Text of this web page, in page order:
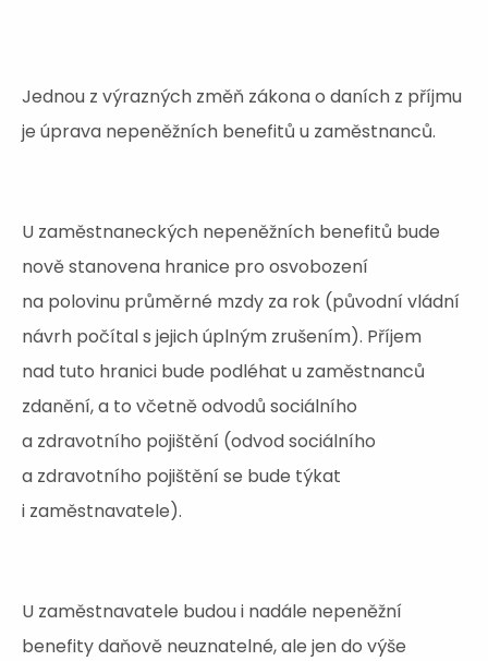
Jednou z výrazných změň zákona o daních z příjmu
je úprava nepeněžních benefitů u zaměstnanců.
U zaměstnaneckých nepeněžních benefitů bude
nově stanovena hranice pro osvobození
na polovinu průměrné mzdy za rok (původní vládní
návrh počítal s jejich úplným zrušením). Příjem
nad tuto hranici bude podléhat u zaměstnanců
zdanění, a to včetně odvodů sociálního
a zdravotního pojištění (odvod sociálního
a zdravotního pojištění se bude týkat
i zaměstnavatele).
U zaměstnavatele budou i nadále nepeněžní
benefity daňově neuznatelné, ale jen do výše